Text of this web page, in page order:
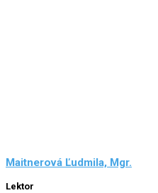
Maitnerová Ľudmila, Mgr.
Lektor